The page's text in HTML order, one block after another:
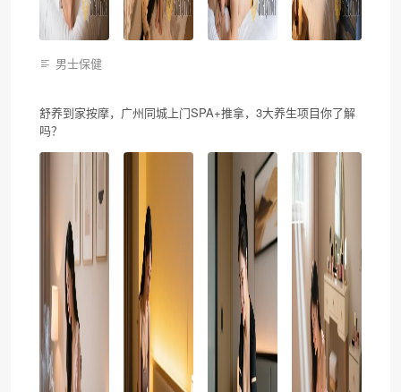
男士保健
舒养到家按摩，广州同城上门SPA+推拿，3大养生项目你了解
吗？